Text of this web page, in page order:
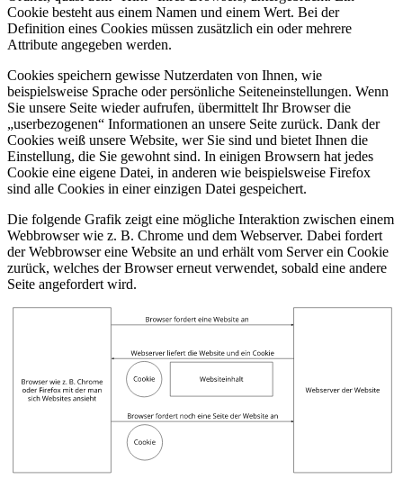
Cookie besteht aus einem Namen und einem Wert. Bei der
Definition eines Cookies müssen zusätzlich ein oder mehrere
Attribute angegeben werden.
Cookies speichern gewisse Nutzerdaten von Ihnen, wie
beispielsweise Sprache oder persönliche Seiteneinstellungen. Wenn
Sie unsere Seite wieder aufrufen, übermittelt Ihr Browser die
„userbezogenen“ Informationen an unsere Seite zurück. Dank der
Cookies weiß unsere Website, wer Sie sind und bietet Ihnen die
Einstellung, die Sie gewohnt sind. In einigen Browsern hat jedes
Cookie eine eigene Datei, in anderen wie beispielsweise Firefox
sind alle Cookies in einer einzigen Datei gespeichert.
Die folgende Grafik zeigt eine mögliche Interaktion zwischen einem
Webbrowser wie z. B. Chrome und dem Webserver. Dabei fordert
der Webbrowser eine Website an und erhält vom Server ein Cookie
zurück, welches der Browser erneut verwendet, sobald eine andere
Seite angefordert wird.